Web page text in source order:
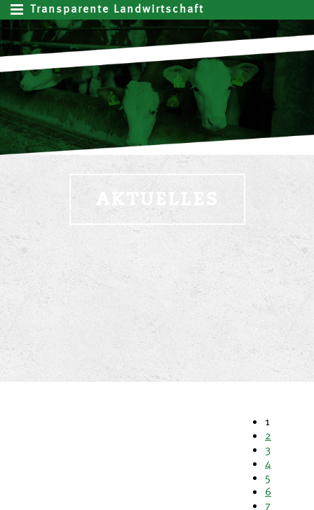
Transparente Landwirtschaft
AKTUELLES
1
2
3
4
5
6
7